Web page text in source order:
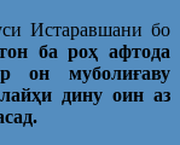
Истаравшани бо
ба роҳ афтода
он муболиғаву
дину оин аз